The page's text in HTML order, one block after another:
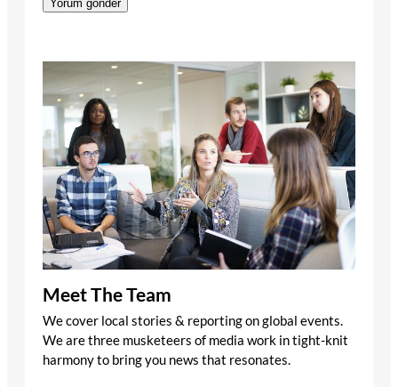
Meet The Team
We cover local stories & reporting on global events.
We are three musketeers of media work in tight-knit
harmony to bring you news that resonates.